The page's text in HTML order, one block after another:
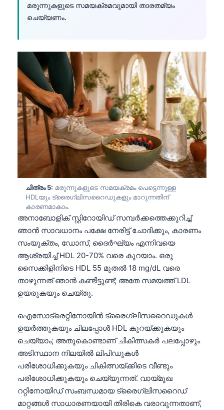
മരുന്നുകളുടെ സമയക്രമവുമായി താരതമ്യം
ചെയ്യണം.
ചിത്രം 5: മരുന്നുകളുടെ സമയക്രമം പെട്ടെന്നുള്ള
HDLയും ട്രൈഗ്ലിസറൈഡുകളും മാറുന്നതിന്
കാരണമാകാം.
അനാബോളിക് സ്റ്റിറോയിഡ് സമ്പർക്കത്തെക്കുറിച്ച്
ഞാൻ സാവധാനം പക്ഷേ നേരിട്ട് ചോദിക്കും, കാരണം
സംയുക്തം, ഡോസ്, ദൈർഘ്യം എന്നിവയെ
ആശ്രയിച്ച് HDL 20-70% വരെ കുറയാം. ഒരു
സൈക്കിളിനിടെ HDL 55 മുതൽ 18 mg/dL വരെ
താഴുന്നത് ഞാൻ കണ്ടിട്ടുണ്ട്; അതേ സമയത്ത് LDL
ഉയരുകയും ചെയ്തു.
ഐസോട്രെറ്റിനോയിൻ ട്രൈഗ്ലിസറൈഡുകൾ
ഉയർത്തുകയും ചിലപ്പോൾ HDL കുറയ്ക്കുകയും
ചെയ്യാം; അതുകൊണ്ടാണ് ചികിത്സകർ പലപ്പോഴും
അടിസ്ഥാന നിലയിൽ ലിപിഡുകൾ
പരിശോധിക്കുകയും ചികിത്സയ്ക്കിടെ വീണ്ടും
പരിശോധിക്കുകയും ചെയ്യുന്നത്. വായ്മുഖ
ററ്റിനോയിഡ് സംബന്ധമായ ട്രൈഗ്ലിസറൈഡ്
മാറ്റങ്ങൾ സാധാരണയായി തിരികെ വരാവുന്നതാണ്,
Български
Dansk
Nederlands
हिन्दी
Bahasa Indonesia
Հայերեն
Српски језик
Svenska
Bosanski
Azərbaycan dili
Eesti
日本語
Čeština
ქართული
Русский
Lietuvių kalba
Polski
한국어
Slovenščina
Magyar
मराठी